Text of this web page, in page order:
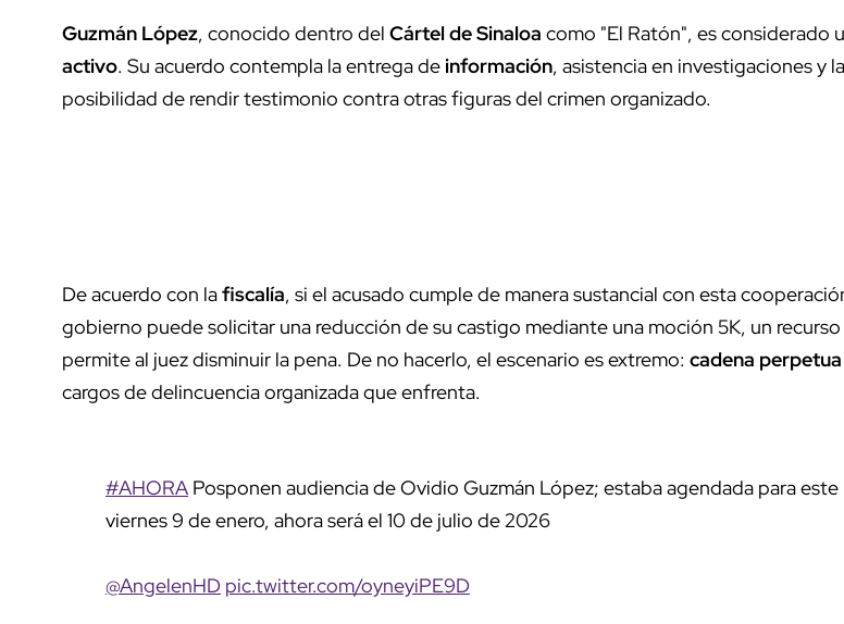
Guzmán López, conocido dentro del Cártel de Sinaloa como "El Ratón", es considerado
activo. Su acuerdo contempla la entrega deinformación, asistencia en investigaciones y la
posibilidad de rendir testimonio contra otras figuras del crimen organizado.
De acuerdo con lafiscalía, si el acusado cumple de manera sustancial con esta
gobierno puede solicitar una reducción de su castigo mediante una moción 5K, un
permite al juez disminuir la pena. De no hacerlo, el escenario es extremo: cadena perpetua
cargos de delincuencia organizada que enfrenta.
#AHORA Posponen audiencia de Ovidio Guzmán López; estaba agendada para este
viernes 9 de enero, ahora será el 10 de julio de 2026
@AngelenHD pic.twitter.com/oyneyiPE9D